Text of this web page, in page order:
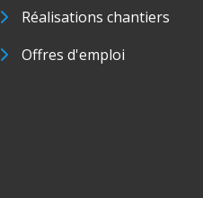
Réalisations chantiers
Offres d'emploi